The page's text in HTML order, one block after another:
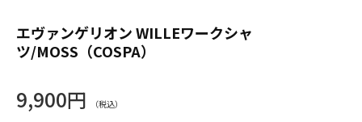
エヴァンゲリオン WILLEワークシャ
ツ/MOSS（COSPA）
9,900円